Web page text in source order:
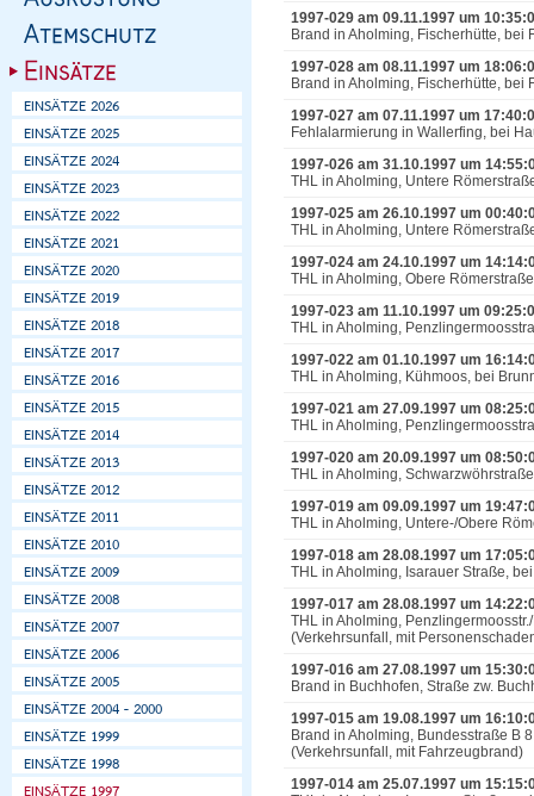
1997-029 am 09.11.1997 um
Brand in Aholming, Fischerhütte,
1997-028 am 08.11.1997 um
Brand in Aholming, Fischerhütte, bei
1997-027 am 07.11.1997 um
Fehlalarmierung in Wallerfing, bei
1997-026 am 31.10.1997 um
THL in Aholming, Untere
1997-025 am 26.10.1997 um
THL in Aholming, Untere
1997-024 am 24.10.1997 um
THL in Aholming, Obere
1997-023 am 11.10.1997 um
THL in Aholming,
1997-022 am 01.10.1997 um
THL in Aholming, Kühmoos, bei
1997-021 am 27.09.1997 um
THL in Aholming,
1997-020 am 20.09.1997 um
THL in Aholming,
1997-019 am 09.09.1997 um
THL in Aholming, Untere-/Obere
1997-018 am 28.08.1997 um
THL in Aholming, Isarauer Straße,
1997-017 am 28.08.1997 um
THL in Aholming,
(Verkehrsunfall, mit
1997-016 am 27.08.1997 um
Brand in Buchhofen, Straße zw.
1997-015 am 19.08.1997 um
Brand in Aholming, Bundesstraße B
(Verkehrsunfall, mit Fahrzeugbrand)
1997-014 am 25.07.1997 um